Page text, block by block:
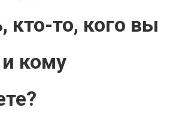
кто-то, кого вы
кому